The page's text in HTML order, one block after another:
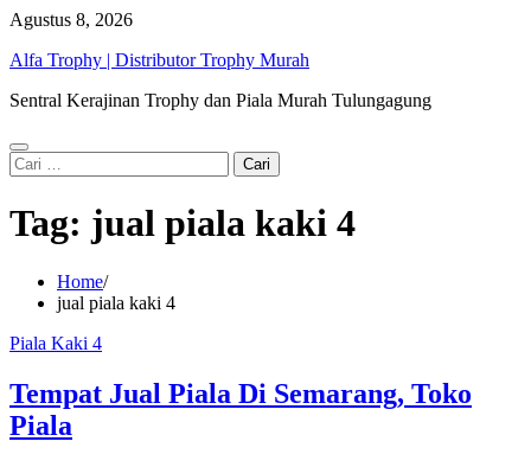
Skip
content
Agustus 8, 2026
Alfa Trophy | Distributor Trophy Murah
Sentral Kerajinan Trophy dan Piala Murah Tulungagung
Cari
untuk:
Tag: jual piala kaki 4
Home
jual piala kaki 4
Piala Kaki 4
Tempat Jual Piala Di Semarang, Toko
Piala